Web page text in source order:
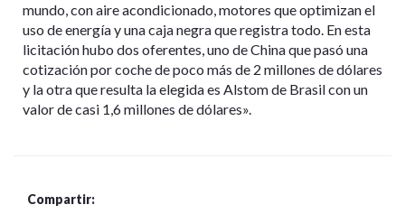
mundo, con aire acondicionado, motores que optimizan el
uso de energía y una caja negra que registra todo. En esta
licitación hubo dos oferentes, uno de China que pasó una
cotización por coche de poco más de 2 millones de dólares
y la otra que resulta la elegida es Alstom de Brasil con un
valor de casi 1,6 millones de dólares».
Compartir: